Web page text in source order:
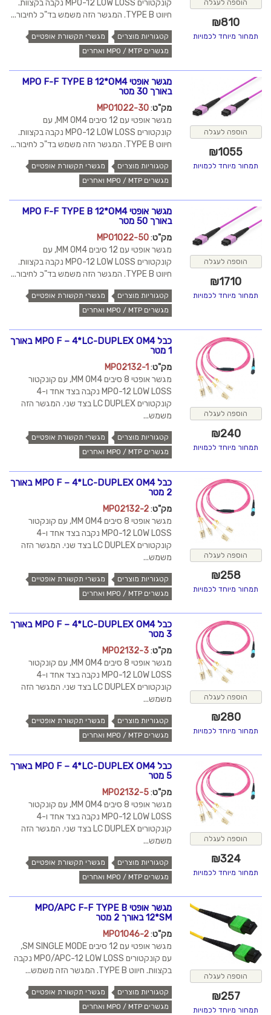
הוספה לעגלה
₪810
תמחור מיוחד לכמויות
קונקטורים MPO-12 LOW LOSS נקבה בקצוות.
חיווט TYPE B. המגשר הזה משמש בד"כ לחיבור...
קטגוריות מוצרים
מגשרי תקשורת אופטיים
מגשרים MPO / MTP ואחרים
הוספה לעגלה
₪1055
תמחור מיוחד לכמויות
מגשר אופטי MPO F-F TYPE B 12*OM4
באורך 30 מטר
מק"ט:
MPO1022-30
מגשר אופטי עם 12 סיבים MM OM4, עם
קונקטורים MPO-12 LOW LOSS נקבה בקצוות.
חיווט TYPE B. המגשר הזה משמש בד"כ לחיבור...
קטגוריות מוצרים
מגשרי תקשורת אופטיים
מגשרים MPO / MTP ואחרים
הוספה לעגלה
₪1710
תמחור מיוחד לכמויות
מגשר אופטי MPO F-F TYPE B 12*OM4
באורך 50 מטר
מק"ט:
MPO1022-50
מגשר אופטי עם 12 סיבים MM OM4, עם
קונקטורים MPO-12 LOW LOSS נקבה בקצוות.
חיווט TYPE B. המגשר הזה משמש בד"כ לחיבור...
קטגוריות מוצרים
מגשרי תקשורת אופטיים
מגשרים MPO / MTP ואחרים
הוספה לעגלה
₪240
תמחור מיוחד לכמויות
כבל MPO F – 4*LC-DUPLEX OM4 באורך
1 מטר
מק"ט:
MPO2132-1
מגשר אופטי 8 סיבים MM OM4, עם קונקטור
MPO-12 LOW LOSS נקבה בצד אחד ו-4
קונקטורים LC DUPLEX בצד שני. המגשר הזה
משמש...
קטגוריות מוצרים
מגשרי תקשורת אופטיים
מגשרים MPO / MTP ואחרים
הוספה לעגלה
₪258
תמחור מיוחד לכמויות
כבל MPO F – 4*LC-DUPLEX OM4 באורך
2 מטר
מק"ט:
MPO2132-2
מגשר אופטי 8 סיבים MM OM4, עם קונקטור
MPO-12 LOW LOSS נקבה בצד אחד ו-4
קונקטורים LC DUPLEX בצד שני. המגשר הזה
משמש...
קטגוריות מוצרים
מגשרי תקשורת אופטיים
מגשרים MPO / MTP ואחרים
הוספה לעגלה
₪280
תמחור מיוחד לכמויות
כבל MPO F – 4*LC-DUPLEX OM4 באורך
3 מטר
מק"ט:
MPO2132-3
מגשר אופטי 8 סיבים MM OM4, עם קונקטור
MPO-12 LOW LOSS נקבה בצד אחד ו-4
קונקטורים LC DUPLEX בצד שני. המגשר הזה
משמש...
קטגוריות מוצרים
מגשרי תקשורת אופטיים
מגשרים MPO / MTP ואחרים
הוספה לעגלה
₪324
תמחור מיוחד לכמויות
כבל MPO F – 4*LC-DUPLEX OM4 באורך
5 מטר
מק"ט:
MPO2132-5
מגשר אופטי 8 סיבים MM OM4, עם קונקטור
MPO-12 LOW LOSS נקבה בצד אחד ו-4
קונקטורים LC DUPLEX בצד שני. המגשר הזה
משמש...
קטגוריות מוצרים
מגשרי תקשורת אופטיים
מגשרים MPO / MTP ואחרים
הוספה לעגלה
₪257
תמחור מיוחד לכמויות
מגשר אופטי MPO/APC F-F TYPE B
12*SM באורך 2 מטר
מק"ט:
MPO1046-2
מגשר אופטי עם 12 סיבים SM SINGLE MODE,
עם קונקטורים MPO/APC-12 LOW LOSS נקבה
בקצוות. חיווט TYPE B. המגשר הזה משמש...
קטגוריות מוצרים
מגשרי תקשורת אופטיים
מגשרים MPO / MTP ואחרים